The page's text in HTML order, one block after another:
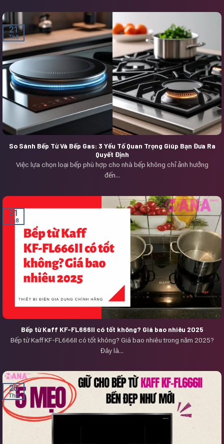
So Sánh Bếp Từ Và Bếp Gas: 3 Yếu Tố Quan Trọng Giúp Bạn Đưa Ra
Quyết Định
Việc lựa chọn loại bếp phù hợp cho nhà bếp không chỉ ảnh hưởng
đến...
21
Th8
Bếp từ Kaff KF-FL666II có tốt không? Giá bao nhiêu 2025
Bếp từ Kaff KF-FL666II có tốt không? Giá bao nhiêu trong năm 2025?
Đây là...
21
Th8
20
Th8